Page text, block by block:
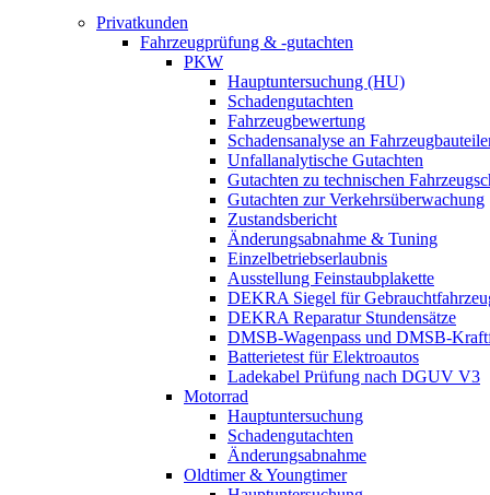
Privatkunden
Fahrzeugprüfung & -gutachten
PKW
Hauptuntersuchung (HU)
Schadengutachten
Fahrzeugbewertung
Schadensanalyse an
Unfallanalytische Gutachten
Gutachten zu technischen
Gutachten zur Verkehrsüberwachung
Zustandsbericht
Änderungsabnahme & Tuning
Einzelbetriebserlaubnis
Ausstellung Feinstaubplakette
DEKRA Siegel für
DEKRA Reparatur Stundensätze
DMSB-Wagenpass und DMSB-
Batterietest für Elektroautos
Ladekabel Prüfung nach DGUV V3
Motorrad
Hauptuntersuchung
Schadengutachten
Änderungsabnahme
Oldtimer & Youngtimer